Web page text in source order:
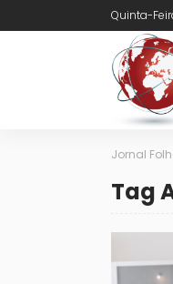
Quinta-
Jornal
Tag